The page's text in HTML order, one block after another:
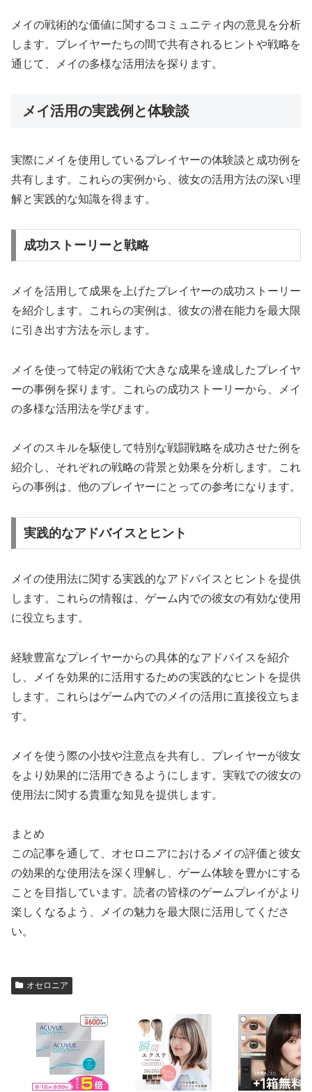
メイの戦術的な価値に関するコミュニティ内の意見を分析
します。プレイヤーたちの間で共有されるヒントや戦略を
通じて、メイの多様な活用法を探ります。
メイ活用の実践例と体験談
実際にメイを使用しているプレイヤーの体験談と成功例を
共有します。これらの実例から、彼女の活用方法の深い理
解と実践的な知識を得ます。
成功ストーリーと戦略
メイを活用して成果を上げたプレイヤーの成功ストーリー
を紹介します。これらの実例は、彼女の潜在能力を最大限
に引き出す方法を示します。
メイを使って特定の戦術で大きな成果を達成したプレイヤ
ーの事例を探ります。これらの成功ストーリーから、メイ
の多様な活用法を学びます。
メイのスキルを駆使して特別な戦闘戦略を成功させた例を
紹介し、それぞれの戦略の背景と効果を分析します。これ
らの事例は、他のプレイヤーにとっての参考になります。
実践的なアドバイスとヒント
メイの使用法に関する実践的なアドバイスとヒントを提供
します。これらの情報は、ゲーム内での彼女の有効な使用
に役立ちます。
経験豊富なプレイヤーからの具体的なアドバイスを紹介
し、メイを効果的に活用するための実践的なヒントを提供
します。これらはゲーム内でのメイの活用に直接役立ちま
す。
メイを使う際の小技や注意点を共有し、プレイヤーが彼女
をより効果的に活用できるようにします。実戦での彼女の
使用法に関する貴重な知見を提供します。
まとめ
この記事を通して、オセロニアにおけるメイの評価と彼女
の効果的な使用法を深く理解し、ゲーム体験を豊かにする
ことを目指しています。読者の皆様のゲームプレイがより
楽しくなるよう、メイの魅力を最大限に活用してくださ
い。
オセロニア